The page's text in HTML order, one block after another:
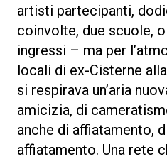
artisti partecipanti,
coinvolte, due scuole,
ingressi – ma per
locali di ex-Cisterne
si respirava un’aria
amicizia, di
anche di affiatamento,
affiatamento. Una rete